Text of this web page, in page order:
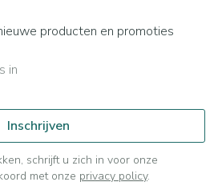
producten en promoties
Inschrijven
schrijft u zich in voor onze
met onze privacy policy.